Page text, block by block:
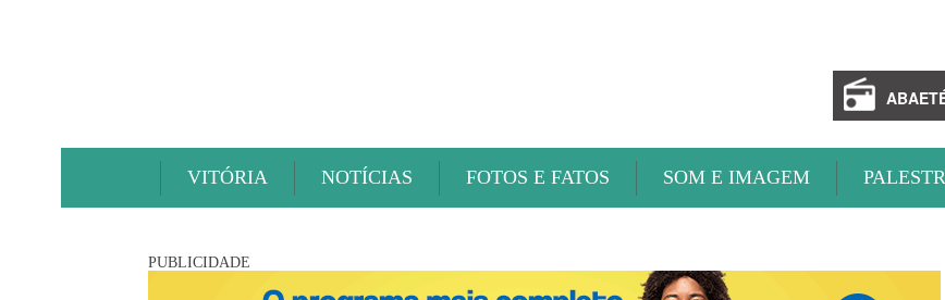
VITÓRIA NOTÍCIAS FOTOS E FATOS SOM E IMAGEM
PUBLICIDADE